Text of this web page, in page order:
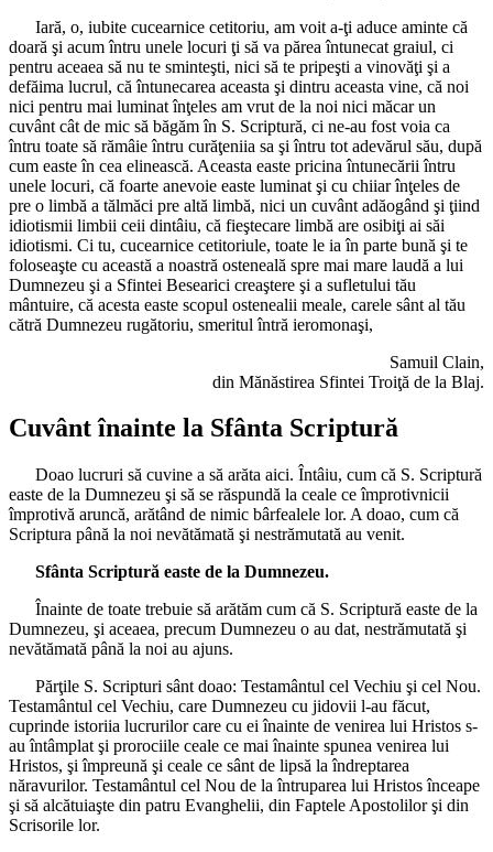
Iară, o, iubite cucearnice cetitoriu, am voit a-ţi aduce aminte că
doară şi acum întru unele locuri ţi să va părea întunecat graiul, ci
pentru aceaea să nu te sminteşti, nici să te pripeşti a vinovăţi şi a
defăima lucrul, că întunecarea aceasta şi dintru aceasta vine, că noi
nici pentru mai luminat înţeles am vrut de la noi nici măcar un
cuvânt cât de mic să băgăm în S. Scriptură, ci ne-au fost voia ca
întru toate să rămâie întru curăţeniia sa şi întru tot adevărul său, după
cum easte în cea elinească. Aceasta easte pricina întunecării întru
unele locuri, că foarte anevoie easte luminat şi cu chiiar înţeles de
pre o limbă a tălmăci pre altă limbă, nici un cuvânt adăogând şi ţiind
idiotismii limbii ceii dintâiu, că fieştecare limbă are osibiţi ai săi
idiotismi. Ci tu, cucearnice cetitoriule, toate le ia în parte bună şi te
foloseaşte cu această a noastră osteneală spre mai mare laudă a lui
Dumnezeu şi a Sfintei Besearici creaştere şi a sufletului tău
mântuire, că acesta easte scopul ostenealii meale, carele sânt al tău
cătră Dumnezeu rugătoriu, smeritul întră ieromonaşi,
Samuil Clain,
din Mănăstirea Sfintei Troiţă de la Blaj.
Cuvânt înainte la Sfânta Scriptură
Doao lucruri să cuvine a să arăta aici. Întâiu, cum că S. Scriptură
easte de la Dumnezeu şi să se răspundă la ceale ce împrotivnicii
împrotivă aruncă, arătând de nimic bârfealele lor. A doao, cum că
Scriptura până la noi nevătămată şi nestrămutată au venit.
Sfânta Scriptură easte de la Dumnezeu.
Înainte de toate trebuie să arătăm cum că S. Scriptură easte de la
Dumnezeu, şi aceaea, precum Dumnezeu o au dat, nestrămutată şi
nevătămată până la noi au ajuns.
Părţile S. Scripturi sânt doao: Testamântul cel Vechiu şi cel Nou.
Testamântul cel Vechiu, care Dumnezeu cu jidovii l-au făcut,
cuprinde istoriia lucrurilor care cu ei înainte de venirea lui Hristos s-
au întâmplat şi prorociile ceale ce mai înainte spunea venirea lui
Hristos, şi împreună şi ceale ce sânt de lipsă la îndreptarea
năravurilor. Testamântul cel Nou de la întruparea lui Hristos înceape
şi să alcătuiaşte din patru Evanghelii, din Faptele Apostolilor şi din
Scrisorile lor.